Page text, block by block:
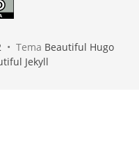
• Tema Beautiful Hugo
Jekyll